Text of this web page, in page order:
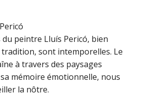
peintre Lluís Pericó, bien
tradition, sont intemporelles. Le
à travers des paysages
mémoire émotionnelle, nous
la nôtre.